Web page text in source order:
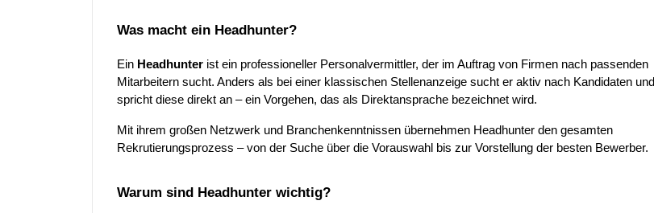
Was macht ein Headhunter?
Ein Headhunter ist ein professioneller Personalvermittler, der im Auftrag von Firmen nach passenden
Mitarbeitern sucht. Anders als bei einer klassischen Stellenanzeige sucht er aktiv nach Kandidaten und
spricht diese direkt an – ein Vorgehen, das als Direktansprache bezeichnet wird.
Mit ihrem großen Netzwerk und Branchenkenntnissen übernehmen Headhunter den gesamten
Rekrutierungsprozess – von der Suche über die Vorauswahl bis zur Vorstellung der besten Bewerber.
Warum sind Headhunter wichtig?